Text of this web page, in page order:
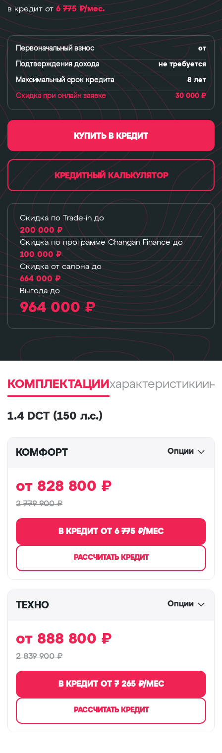
в кредит от 6 775 ₽/мес.
от
Первоначальный взнос
не требуется
Подтверждения дохода
8 лет
Максимальный срок кредита
30 000 ₽
Скидка при онлайн заявке
КУПИТЬ В КРЕДИТ
КРЕДИТНЫЙ КАЛЬКУЛЯТОР
Скидка по Trade-in до
200 000 ₽
Скидка по программе Changan Finance до
100 000 ₽
Скидка от салона до
664 000 ₽
Выгода до
964 000 ₽
КОМПЛЕКТАЦИИ характеристики
1.4 DCT (150 л.с.)
КОМФОРТ Опции
от 828 800 ₽
2 779 900 ₽
В КРЕДИТ ОТ 6 775 ₽/МЕС
РАССЧИТАТЬ КРЕДИТ
ТЕХНО Опции
от 888 800 ₽
2 839 900 ₽
В КРЕДИТ ОТ 7 265₽/МЕС
РАССЧИТАТЬ КРЕДИТ